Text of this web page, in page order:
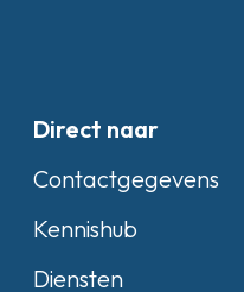
Direct naar
Contactgegevens
Kennishub
Diensten